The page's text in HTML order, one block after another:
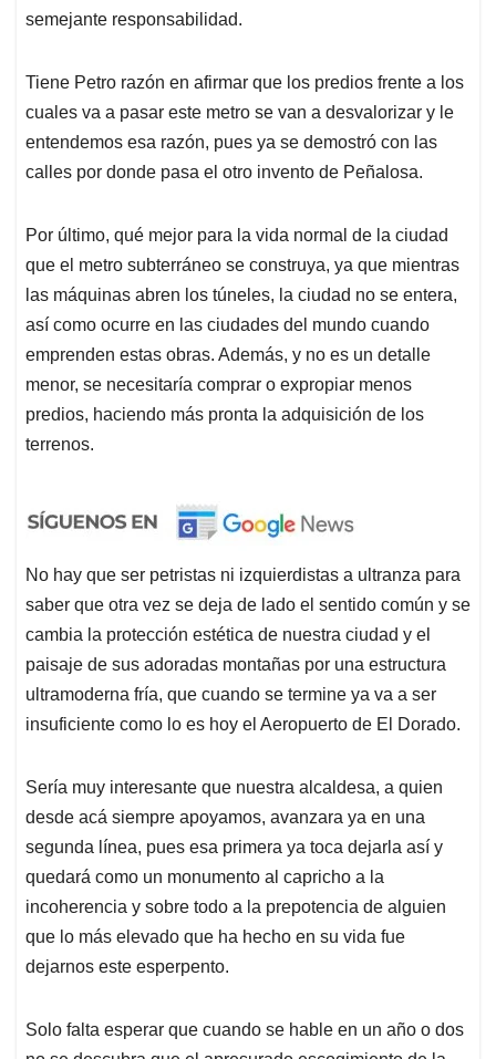
semejante responsabilidad.
Tiene Petro razón en afirmar que los predios frente a los
cuales va a pasar este metro se van a desvalorizar y le
entendemos esa razón, pues ya se demostró con las
calles por donde pasa el otro invento de Peñalosa.
Por último, qué mejor para la vida normal de la ciudad
que el metro subterráneo se construya, ya que mientras
las máquinas abren los túneles, la ciudad no se entera,
así como ocurre en las ciudades del mundo cuando
emprenden estas obras. Además, y no es un detalle
menor, se necesitaría comprar o expropiar menos
predios, haciendo más pronta la adquisición de los
terrenos.
No hay que ser petristas ni izquierdistas a ultranza para
saber que otra vez se deja de lado el sentido común y se
cambia la protección estética de nuestra ciudad y el
paisaje de sus adoradas montañas por una estructura
ultramoderna fría, que cuando se termine ya va a ser
insuficiente como lo es hoy el Aeropuerto de El Dorado.
Sería muy interesante que nuestra alcaldesa, a quien
desde acá siempre apoyamos, avanzara ya en una
segunda línea, pues esa primera ya toca dejarla así y
quedará como un monumento al capricho a la
incoherencia y sobre todo a la prepotencia de alguien
que lo más elevado que ha hecho en su vida fue
dejarnos este esperpento.
Solo falta esperar que cuando se hable en un año o dos